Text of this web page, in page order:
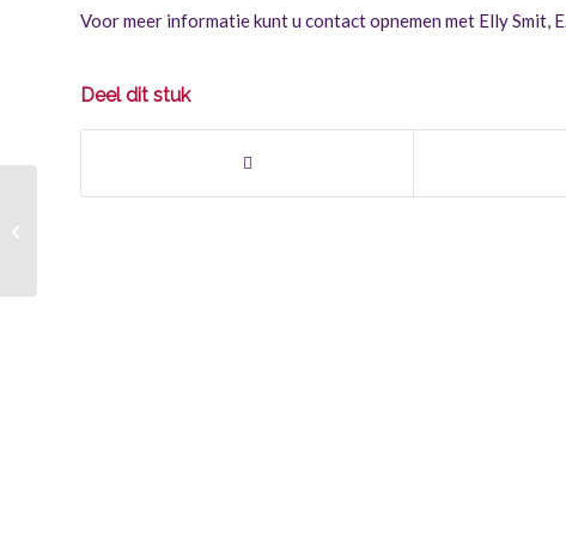
Voor meer informatie kunt u contact opnemen met Elly Smit, E.
Deel dit stuk